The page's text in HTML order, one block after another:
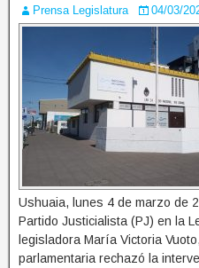
Prensa Legislatura 04/03/
Ushuaia, lunes 4 de marzo de
Partido Justicialista (PJ) en la
legisladora María Victoria
parlamentaria rechazó la